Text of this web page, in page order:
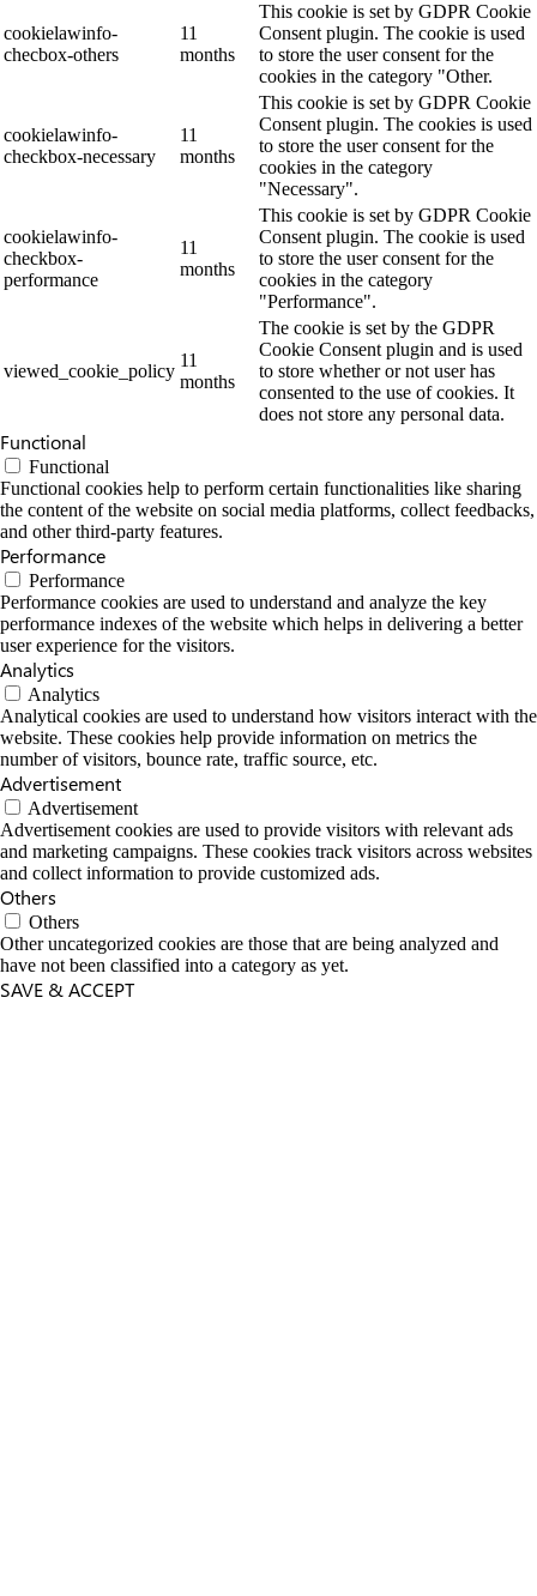
cookielawinfo-
checbox-others
11
months
This cookie is set by GDPR Cookie
Consent plugin. The cookie is used
to store the user consent for the
cookies in the category "Other.
cookielawinfo-
checkbox-necessary
11
months
This cookie is set by GDPR Cookie
Consent plugin. The cookies is used
to store the user consent for the
cookies in the category
"Necessary".
cookielawinfo-
checkbox-
performance
11
months
This cookie is set by GDPR Cookie
Consent plugin. The cookie is used
to store the user consent for the
cookies in the category
"Performance".
viewed_cookie_policy
11
months
The cookie is set by the GDPR
Cookie Consent plugin and is used
to store whether or not user has
consented to the use of cookies. It
does not store any personal data.
Functional
Functional
Functional cookies help to perform certain functionalities like sharing
the content of the website on social media platforms, collect feedbacks,
and other third-party features.
Performance
Performance
Performance cookies are used to understand and analyze the key
performance indexes of the website which helps in delivering a better
user experience for the visitors.
Analytics
Analytics
Analytical cookies are used to understand how visitors interact with the
website. These cookies help provide information on metrics the
number of visitors, bounce rate, traffic source, etc.
Advertisement
Advertisement
Advertisement cookies are used to provide visitors with relevant ads
and marketing campaigns. These cookies track visitors across websites
and collect information to provide customized ads.
Others
Others
Other uncategorized cookies are those that are being analyzed and
have not been classified into a category as yet.
SAVE & ACCEPT